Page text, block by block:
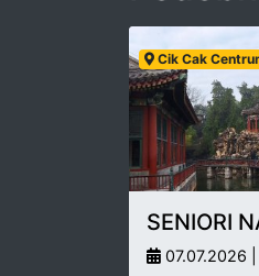
Cik Cak
SENIORI
07.07.2026